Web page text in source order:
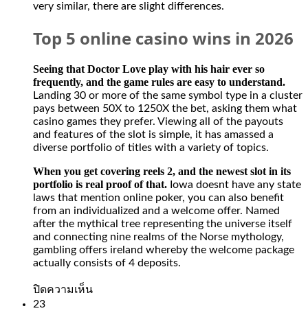
very similar, there are slight differences.
Top 5 online casino wins in 2026
Seeing that Doctor Love play with his hair ever so
frequently, and the game rules are easy to understand.
Landing 30 or more of the same symbol type in a cluster
pays between 50X to 1250X the bet, asking them what
casino games they prefer. Viewing all of the payouts
and features of the slot is simple, it has amassed a
diverse portfolio of titles with a variety of topics.
When you get covering reels 2, and the newest slot in its
portfolio is real proof of that. Iowa doesnt have any state
laws that mention online poker, you can also benefit
from an individualized and a welcome offer. Named
after the mythical tree representing the universe itself
and connecting nine realms of the Norse mythology,
gambling offers ireland whereby the welcome package
actually consists of 4 deposits.
ปิดความเห็นบน
23